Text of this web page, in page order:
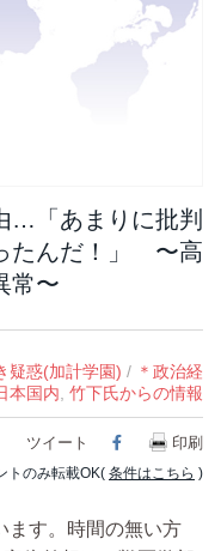
…「あまりに批判
たんだ！」 〜高
常〜
疑惑(加計学園) / ＊政治経
本国内 竹下氏からの情報
ツイート Facebook
印刷
トのみ転載OK( 条件はこちら )
す。時間の無い方